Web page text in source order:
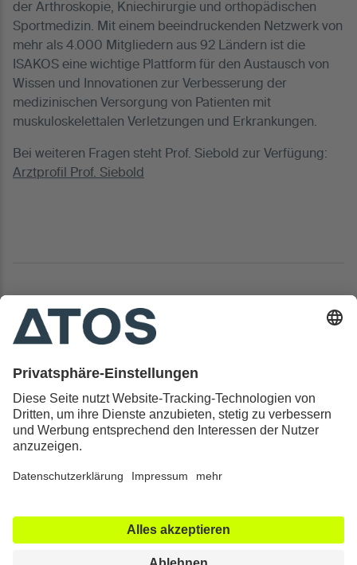
der Arthroskopie, Kniechirurgie und orthopädischen
Sportmedizin. Mit einem beeindruckenden Netzwerk von
mehr als 4.000 Mitgliedern aus 92 Ländern ist die
ISAKOS eine wichtige Plattform für den Austausch von
Wissen und Innovationen zur Verbesserung der
medizinischen Versorgung von Patienten mit
muskuloskelettalen Verletzungen und Erkrankungen.
Bei weiteren Fragen steht Prof. Siebold zur Verfügung:
Arztprofil Prof. Siebold
Kontakt & Rechtliches
Alle ATOS Kliniken